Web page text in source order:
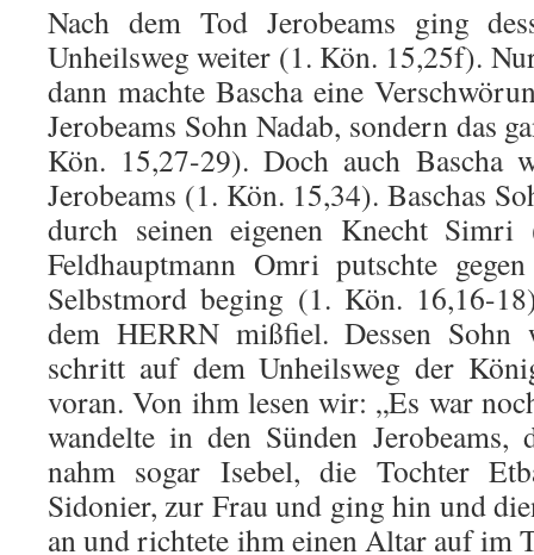
Nach dem Tod Jerobeams ging
Unheilsweg weiter (1. Kön. 15,25f).
dann machte Bascha eine
Jerobeams Sohn Nadab, sondern das
Kön. 15,27-29). Doch auch Bascha
Jerobeams (1. Kön. 15,34). Baschas
durch seinen eigenen Knecht
Feldhauptmann Omri putschte
Selbstmord beging (1. Kön. 16,16-
dem HERRN mißfiel. Dessen
schritt auf dem Unheilsweg der
voran. Von ihm lesen wir: „Es war
wandelte in den Sünden Jerobeams,
nahm so­gar Isebel, die Tochter
Sidonier, zur Frau und ging hin und
an und richtete ihm einen Altar auf im